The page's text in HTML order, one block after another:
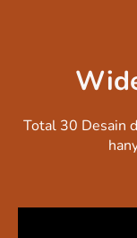
Total 30 Desain